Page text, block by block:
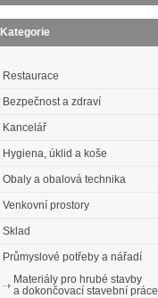
Kategorie
Restaurace
Bezpečnost a zdraví
Kancelář
Hygiena, úklid a koše
Obaly a obalová technika
Venkovní prostory
Sklad
Průmyslové potřeby a nářadí
Materiály pro hrubé stavby
a dokončovací stavební práce